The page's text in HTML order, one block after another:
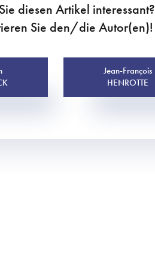
diesen Artikel interessant?
Sie den/die Autor(en)!
Jean-François
HENROTTE